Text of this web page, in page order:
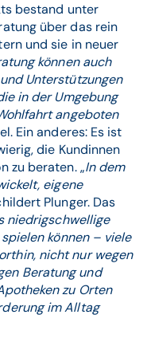
bestand unter
über das rein
und sie in neuer
können auch
Unterstützungen
in der Umgebung
angeboten
Ein anderes: Es ist
die Kundinnen
zu beraten. „In dem
eigene
Plunger. Das
niedrigschwellige
können – viele
nicht nur wegen
Beratung und
zu Orten
im Alltag